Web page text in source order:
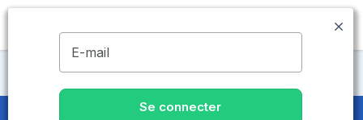
MENU
Maisons de retraite Oise
E-mail
Se connecter